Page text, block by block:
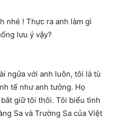
nhé ! Thực ra anh làm gì
lưu ý vậy?
ngửa với anh luôn, tôi là tù
tế như anh tưởng. Họ
giữ tôi thôi. Tôi biểu tình
Sa và Trường Sa của Việt